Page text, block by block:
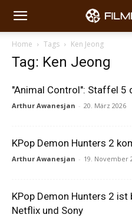
Home Tags Ken Jeong
Tag: Ken Jeong
"Animal Control": Staffel 5
Arthur Awanesjan - 20. März 2026
KPop Demon Hunters 2
Arthur Awanesjan - 19. November
KPop Demon Hunters 2
Netflix und Sony